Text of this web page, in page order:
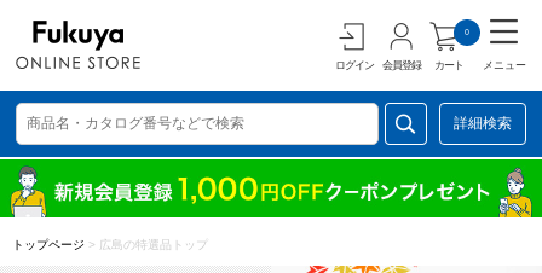
ログイン 会員登録 カート
0
メニュー
詳細検索
トップページ > 広島の特選品トップ